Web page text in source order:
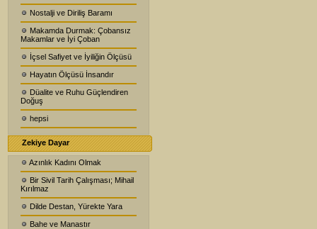
Nostalji ve Diriliş Baramı
Makamda Durmak: Çobansız
Makamlar ve İyi Çoban
İçsel Safiyet ve İyiliğin Ölçüsü
Hayatın Ölçüsü İnsandır
Düalite ve Ruhu Güçlendiren
Doğuş
hepsi
Zekiye Dayar
Azınlık Kadını Olmak
Bir Sivil Tarih Çalışması; Mihail
Kırılmaz
Dilde Destan, Yürekte Yara
Bahe ve Manastır